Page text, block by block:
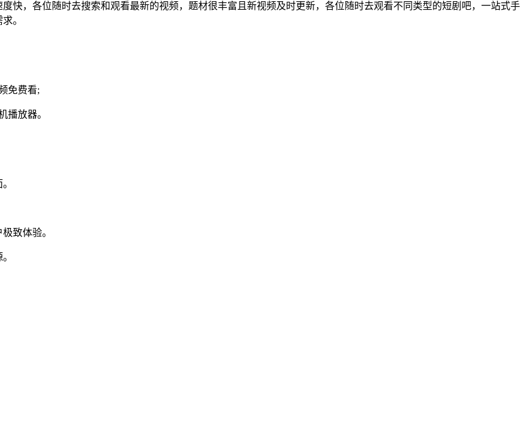
快，各位随时去搜索和观看最新的视频，题材很丰富且新视频及时更新，各位随时去观看不同类型的短剧吧，一站式手
。
免费看;
播放器。
致体验。